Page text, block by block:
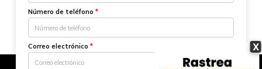
X
Número de teléfono *
Correo electrónico *